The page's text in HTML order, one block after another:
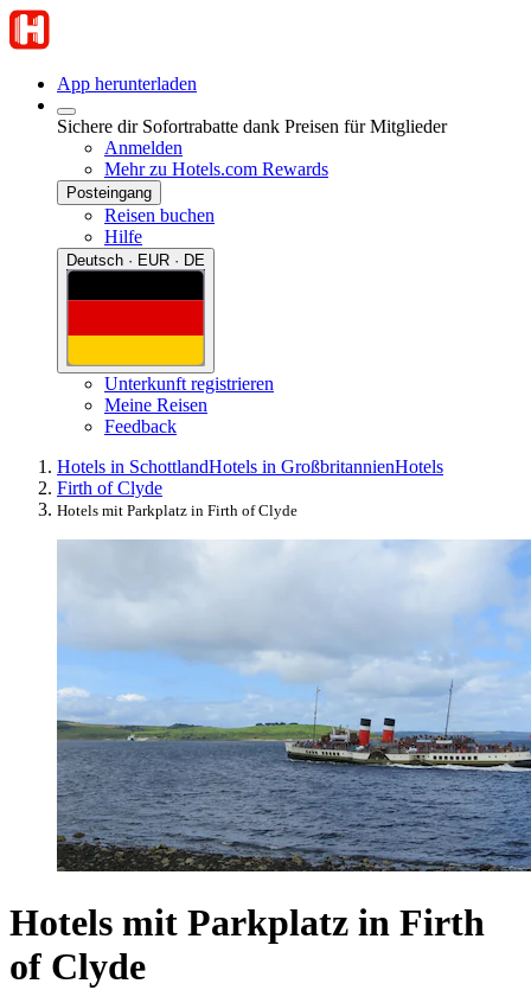
App herunterladen
Sichere dir Sofortrabatte dank Preisen für Mitglieder
Anmelden
Mehr zu Hotels.com Rewards
Posteingang
Reisen buchen
Hilfe
Deutsch · EUR · DE
Unterkunft registrieren
Meine Reisen
Feedback
Hotels in SchottlandHotels in GroßbritannienHotels
Firth of Clyde
Hotels mit Parkplatz in Firth of Clyde
Hotels mit Parkplatz in Firth
of Clyde